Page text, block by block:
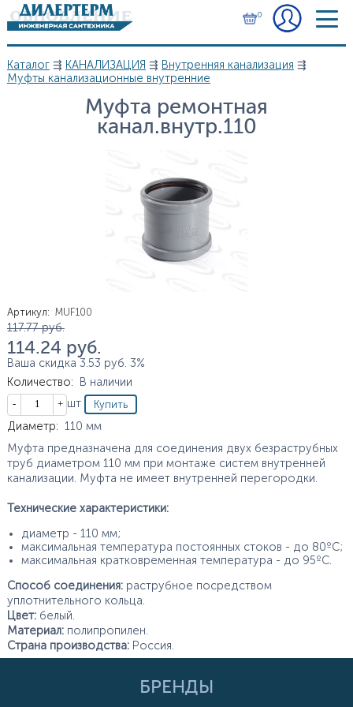
Перейти к основному содержанию
0
Вы здесь
Каталог⇶ КАНАЛИЗАЦИЯ ⇶ Внутренняя канализация ⇶
Муфты канализационные внутренние
Муфта ремонтная
канал.внутр.110
Артикул: MUF100
Цена
117.77 руб.
114.24 руб.
Ваша скидка 3.53 руб. 3%
Количество:
В наличии
Кол-во
шт
Характеристики
Диаметр: 110 мм
Муфта предназначена для соединения двух безраструбных
труб диаметром 110 мм при монтаже систем внутренней
канализации. Муфта не имеет внутренней перегородки.
Технические характеристики:
диаметр - 110 мм;
максимальная температура постоянных стоков - до 80ºС;
максимальная кратковременная температура - до 95ºС.
Способ соединения:раструбное посредством
уплотнительного кольца.
Цвет:белый.
Материал:полипропилен.
Страна производства:Россия.
БРЕНДЫ